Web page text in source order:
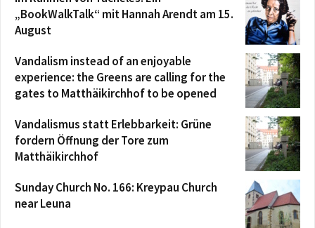
„BookWalkTalk“ mit Hannah Arendt am 15.
August
Vandalism instead of an enjoyable
experience: the Greens are calling for the
gates to Matthäikirchhof to be opened
Vandalismus statt Erlebbarkeit: Grüne
fordern Öffnung der Tore zum
Matthäikirchhof
Sunday Church No. 166: Kreypau Church
near Leuna